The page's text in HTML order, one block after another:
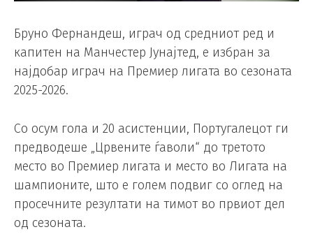
Бруно Фернандеш, играч од средниот ред и
капитен на Манчестер Јунајтед, е избран за
најдобар играч на Премиер лигата во сезоната
2025-2026.
Со осум гола и 20 асистенции, Португалецот ги
предводеше „Црвените ѓаволи“ до третото
место во Премиер лигата и место во Лигата на
шампионите, што е голем подвиг со оглед на
просечните резултати на тимот во првиот дел
од сезоната.